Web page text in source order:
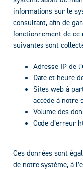
informations sur le
consultant, afin de
fonctionnement de ce
suivantes sont
Adresse IP de
Date et heure
Sites web à
accède à notre
Volume des
Code d’erreur
Ces données sont
de notre système, à